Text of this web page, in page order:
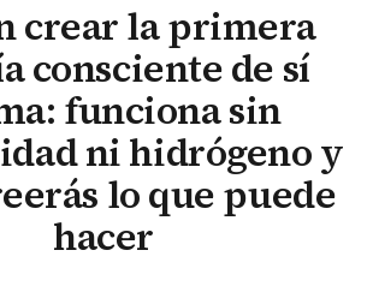
crear la primera
consciente de sí
funciona sin
ni hidrógeno y
lo que puede
hacer